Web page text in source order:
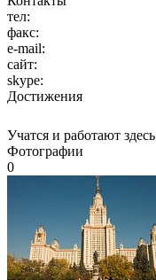
тел:
факс:
e-mail:
сайт:
skype:
Достижения
Учатся и работают здесь
Фотографии
0